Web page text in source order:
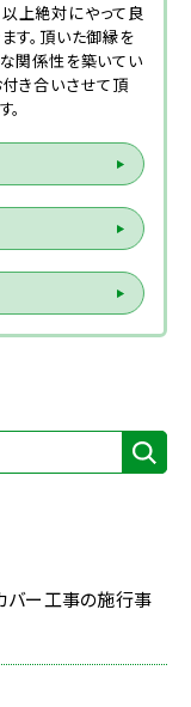
上絶対にやって良
す。頂いた御縁を
関係性を築いてい
付き合いさせて頂
ー工事の施行事